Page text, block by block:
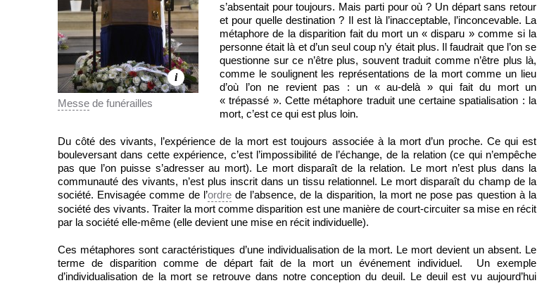
i
Messe de funérailles
s’absentait pour toujours. Mais parti pour où ? Un départ sans retour
et pour quelle destination ? Il est là l’inacceptable, l’inconcevable. La
métaphore de la disparition fait du mort un « disparu » comme si la
personne était là et d’un seul coup n’y était plus. Il faudrait que l’on se
questionne sur ce n’être plus, souvent traduit comme n’être plus là,
comme le soulignent les représentations de la mort comme un lieu
d’où l’on ne revient pas : un « au-delà » qui fait du mort un
« trépassé ». Cette métaphore traduit une certaine spatialisation : la
mort, c’est ce qui est plus loin.
Du côté des vivants, l’expérience de la mort est toujours associée à la mort d’un proche. Ce qui est
bouleversant dans cette expérience, c’est l’impossibilité de l’échange, de la relation (ce qui n’empêche
pas que l’on puisse s’adresser au mort). Le mort disparaît de la relation. Le mort n’est plus dans la
communauté des vivants, n’est plus inscrit dans un tissu relationnel. Le mort disparaît du champ de la
société. Envisagée comme de l’ordrede l’absence, de la disparition, la mort ne pose pas question à la
société des vivants. Traiter la mort comme disparition est une manière de court-circuiter sa mise en récit
par la société elle-même (elle devient une mise en récit individuelle).
Ces métaphores sont caractéristiques d’une individualisation de la mort. Le mort devient un absent. Le
terme de disparition comme de départ fait de la mort un événement individuel. Un exemple
d’individualisation de la mort se retrouve dans notre conception du deuil. Le deuil est vu aujourd’hui